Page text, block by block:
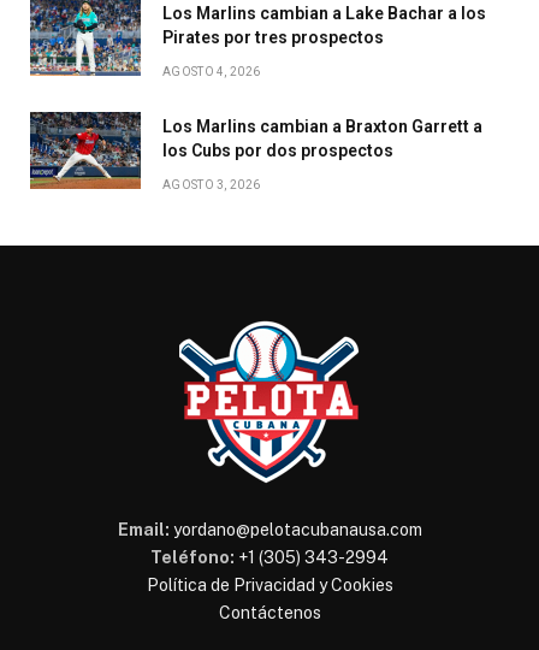
Los Marlins cambian a Lake Bachar a los
Pirates por tres prospectos
AGOSTO 4, 2026
Los Marlins cambian a Braxton Garrett a
los Cubs por dos prospectos
AGOSTO 3, 2026
Email: yordano@pelotacubanausa.com
Teléfono: +1 (305) 343-2994
Política de Privacidad y Cookies
Contáctenos